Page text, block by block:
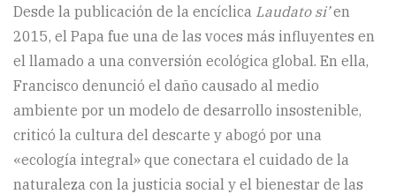
Desde la publicación de la encíclica Laudato si’en
2015, el Papa fue una de las voces más influyentes en
el llamado a una conversión ecológica global. En ella,
Francisco denunció el daño causado al medio
ambiente por un modelo de desarrollo insostenible,
criticó la cultura del descarte y abogó por una
«ecología integral» que conectara el cuidado de la
naturaleza con la justicia social y el bienestar de las